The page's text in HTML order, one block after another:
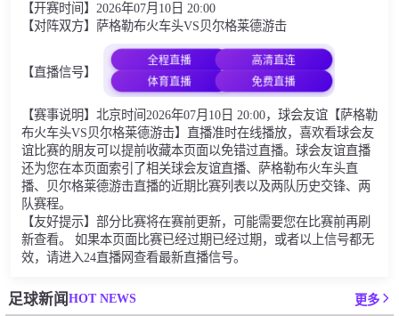
【开赛时间】2026年07月10日 20:00
【对阵双方】萨格勒布火车头VS贝尔格莱德游击
【直播信号】
全程直播 高清直连
体育直播 免费直播
【赛事说明】北京时间2026年07月10日 20:00，球会友谊【萨格勒
布火车头VS贝尔格莱德游击】直播准时在线播放，喜欢看球会友
谊比赛的朋友可以提前收藏本页面以免错过直播。球会友谊直播
还为您在本页面索引了相关球会友谊直播、萨格勒布火车头直
播、贝尔格莱德游击直播的近期比赛列表以及两队历史交锋、两
队赛程。
【友好提示】部分比赛将在赛前更新，可能需要您在比赛前再刷
新查看。 如果本页面比赛已经过期已经过期，或者以上信号都无
效，请进入24直播网查看最新直播信号。
足球新闻HOT NEWS 更多